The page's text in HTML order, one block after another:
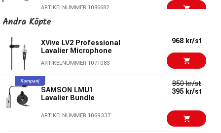
ARTIKELNUMMER 1086682
Switch - Mikrofon
ARTIKELNUMMER 1081545
LD WS-100ML
ARTIKELNUMMER 1073545
Shure PGA48-QTR 577 kr/st
Andra Köpte
XVive LV2 Professional
Lavalier Microphone
ARTIKELNUMMER 1071083
968 kr/st
SAMSON LMU1
Lavalier Bundle
ARTIKELNUMMER 1069337
850 kr/st
395 kr/st